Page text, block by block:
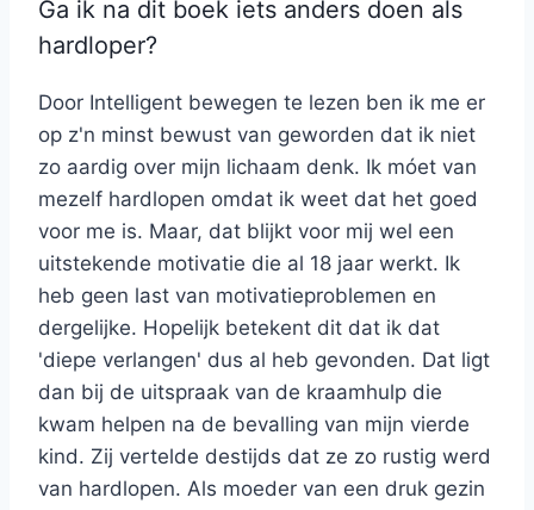
Ga ik na dit boek iets anders doen als
hardloper?
Door Intelligent bewegen te lezen ben ik me er
op z'n minst bewust van geworden dat ik niet
zo aardig over mijn lichaam denk. Ik móet van
mezelf hardlopen omdat ik weet dat het goed
voor me is. Maar, dat blijkt voor mij wel een
uitstekende motivatie die al 18 jaar werkt. Ik
heb geen last van motivatieproblemen en
dergelijke. Hopelijk betekent dit dat ik dat
'diepe verlangen' dus al heb gevonden. Dat ligt
dan bij de uitspraak van de kraamhulp die
kwam helpen na de bevalling van mijn vierde
kind. Zij vertelde destijds dat ze zo rustig werd
van hardlopen. Als moeder van een druk gezin